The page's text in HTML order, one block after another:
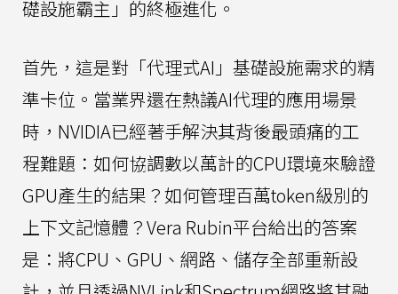
礎設施霸主」的終極進化。
首先，這是對「代理式AI」基礎設施需求的精
準卡位。當業界還在熱議AI代理的應用場景
時，NVIDIA已經著手解決其背後最頭痛的工
程難題：如何協調數以萬計的CPU環境來驗證
GPU產生的結果？如何管理百萬token級別的
上下文記憶體？Vera Rubin平台給出的答案
是：將CPU、GPU、網路、儲存全部重新設